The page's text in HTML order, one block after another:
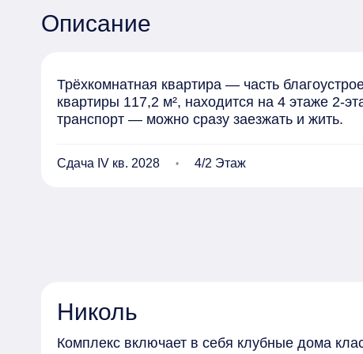
Описание
Трёхкомнатная квартира — часть
квартиры 117,2 м², находится на 4 этаже 2-
транспорт — можно сразу заезжать и жить.
Сдача IV кв. 2028 4/2 Этаж
Николь
Комплекс включает в себя клубные дома